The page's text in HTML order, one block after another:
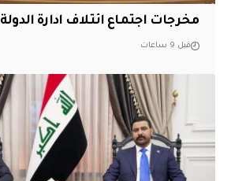
مخرجات اجتماع ائتلاف ادارة الدولة
قبل 9 ساعات